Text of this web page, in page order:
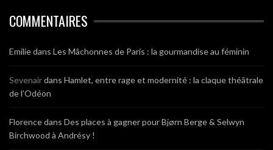
COMMENTAIRES
Emiliedans Les Mâchonnes de Paris : la gourmandise au féminin
Sevenairdans Hamlet, entre rage et modernité : la claque théâtrale
de l’Odéon
Florencedans Des places à gagner pour Bjørn Berge & Selwyn
Birchwood à Andrésy !